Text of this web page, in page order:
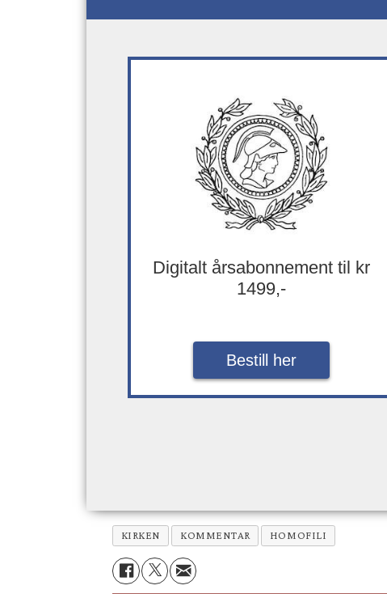
Digitalt årsabonnement til kr
1499,-
Bestill her
KIRKEN KOMMENTAR HOMOFILI